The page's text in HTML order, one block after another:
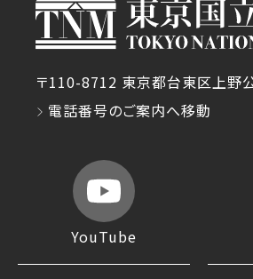
〒110-8712 東京都台東区上野
電話番号のご案内へ移動
YouTube